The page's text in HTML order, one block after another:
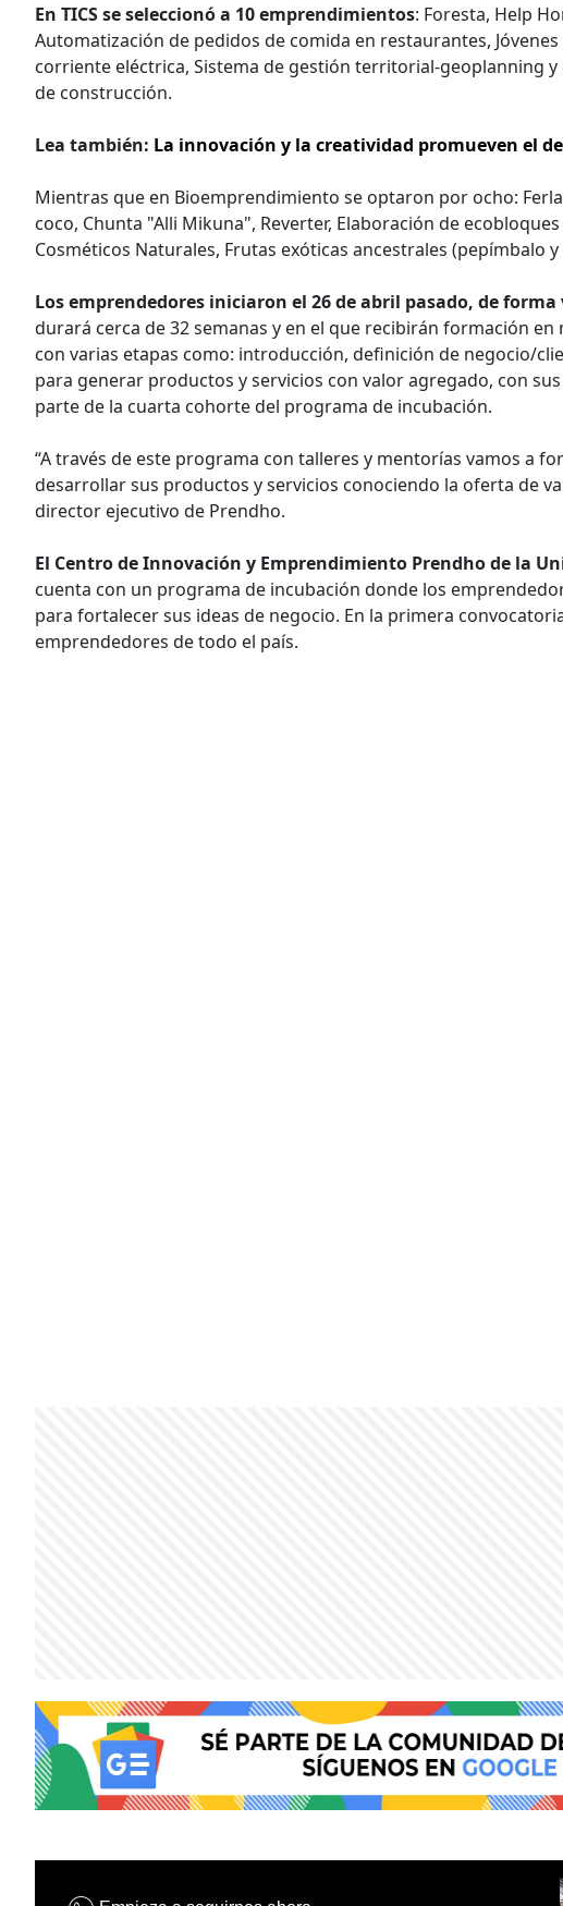
En TICS se seleccionó a 10 emprendimientos: Foresta, Help
Automatización de pedidos de comida en restaurantes,
corriente eléctrica, Sistema de gestión territorial-geoplanning
de construcción.
Lea también: La innovación y la creatividad promueven el
Mientras que en Bioemprendimiento se optaron por ocho:
coco, Chunta "Alli Mikuna", Reverter, Elaboración de ecobloques
Cosméticos Naturales, Frutas exóticas ancestrales (pepímbalo
Los emprendedores iniciaron el 26 de abril pasado, de
durará cerca de 32 semanas y en el que recibirán formación
con varias etapas como: introducción, definición de negocio/
para generar productos y servicios con valor agregado, con
parte de la cuarta cohorte del programa de incubación.
“A través de este programa con talleres y mentorías vamos a
desarrollar sus productos y servicios conociendo la oferta de
director ejecutivo de Prendho.
El Centro de Innovación y Emprendimiento Prendho de la
cuenta con un programa de incubación donde los
para fortalecer sus ideas de negocio. En la primera
emprendedores de todo el país.